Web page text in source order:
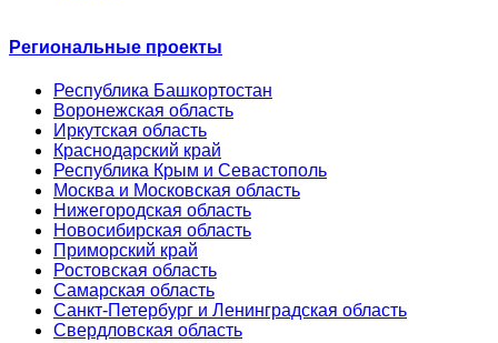
Региональные проекты
Республика Башкортостан
Воронежская область
Иркутская область
Краснодарский край
Республика Крым и Севастополь
Москва и Московская область
Нижегородская область
Новосибирская область
Приморский край
Ростовская область
Самарская область
Санкт-Петербург и Ленинградская область
Свердловская область